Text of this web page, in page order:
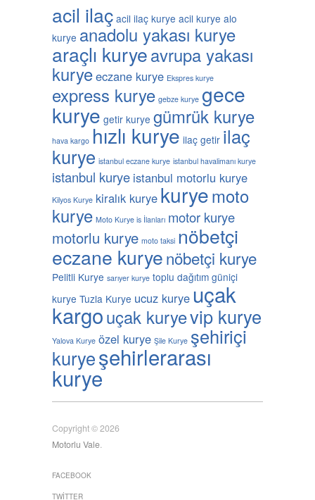
acil ilaç acil ilaç kurye acil kurye alo
kurye anadolu yakası kurye
araçlı kuryeavrupa yakası
kuryeeczane kurye Ekspres kurye
express kurye gebze kurye gece
kurye getir kurye gümrük kurye
hava kargo hızlı kurye ilaç getir ilaç
kurye istanbul eczane kurye istanbul havalimanı kurye
istanbul kurye istanbul motorlu kurye
Kilyos Kurye kiralık kurye kuryemoto
kurye Moto Kurye is İlanları motor kurye
motorlu kurye moto taksi nöbetçi
eczane kuryenöbetçi kurye
Pelitli Kurye sarıyer kurye toplu dağıtım güniçi
kurye Tuzla Kurye ucuz kurye uçak
kargouçak kuryevip kurye
Yalova Kurye özel kurye Şile Kurye şehiriçi
kuryeşehirlerarası
kurye
Copyright © 2026
Motorlu Vale.
FACEBOOK
TWITTER